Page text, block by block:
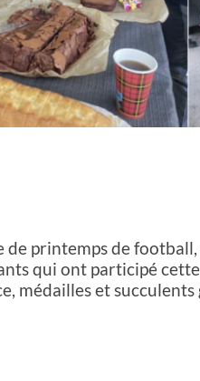
de printemps de
qui ont participé cette
médailles et